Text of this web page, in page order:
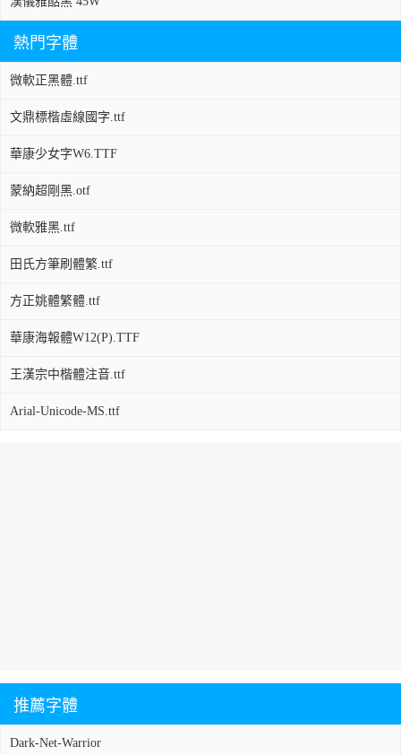
熱門字體
微軟正黑體.ttf
文鼎標楷虛線國字.ttf
華康少女字W6.TTF
蒙納超剛黑.otf
微軟雅黑.ttf
田氏方筆刷體繁.ttf
方正姚體繁體.ttf
華康海報體W12(P).TTF
王漢宗中楷體注音.ttf
Arial-Unicode-MS.ttf
推薦字體
Dark-Net-Warrior